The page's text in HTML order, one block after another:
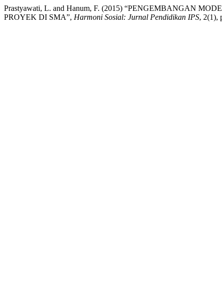
Prastyawati, L. and Hanum, F. (2015) “PENGEMBANGAN
PROYEK DI SMA”, Harmoni Sosial: Jurnal Pendidikan IPS, 2(1),